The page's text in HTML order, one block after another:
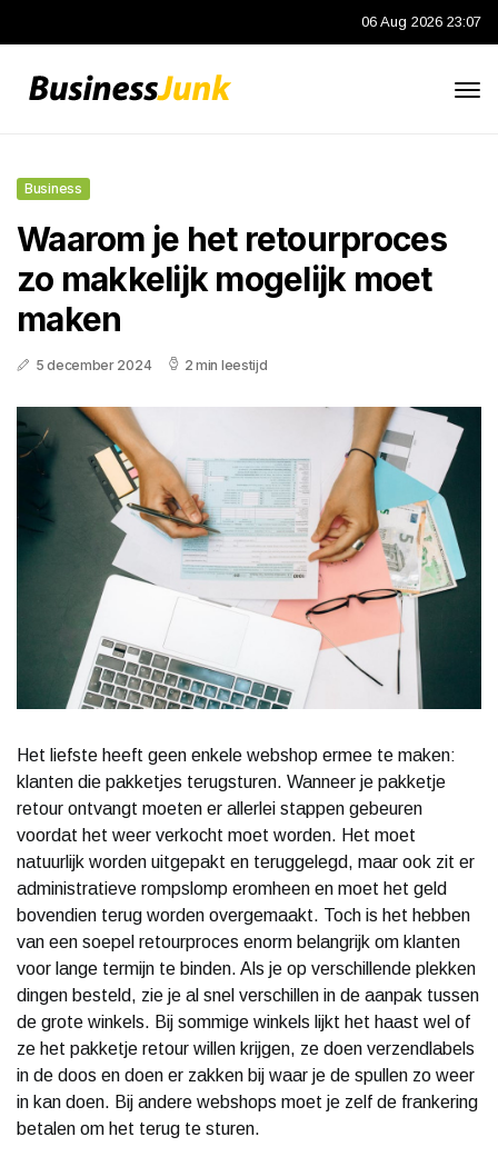
06 Aug 2026 23:07
Business
Waarom je het retourproces
zo makkelijk mogelijk moet
maken
5 december 2024 2 min leestijd
Het liefste heeft geen enkele webshop ermee te maken:
klanten die pakketjes terugsturen. Wanneer je pakketje
retour ontvangt moeten er allerlei stappen gebeuren
voordat het weer verkocht moet worden. Het moet
natuurlijk worden uitgepakt en teruggelegd, maar ook zit er
administratieve rompslomp eromheen en moet het geld
bovendien terug worden overgemaakt. Toch is het hebben
van een soepel retourproces enorm belangrijk om klanten
voor lange termijn te binden. Als je op verschillende plekken
dingen besteld, zie je al snel verschillen in de aanpak tussen
de grote winkels. Bij sommige winkels lijkt het haast wel of
ze het pakketje retour willen krijgen, ze doen verzendlabels
in de doos en doen er zakken bij waar je de spullen zo weer
in kan doen. Bij andere webshops moet je zelf de frankering
betalen om het terug te sturen.